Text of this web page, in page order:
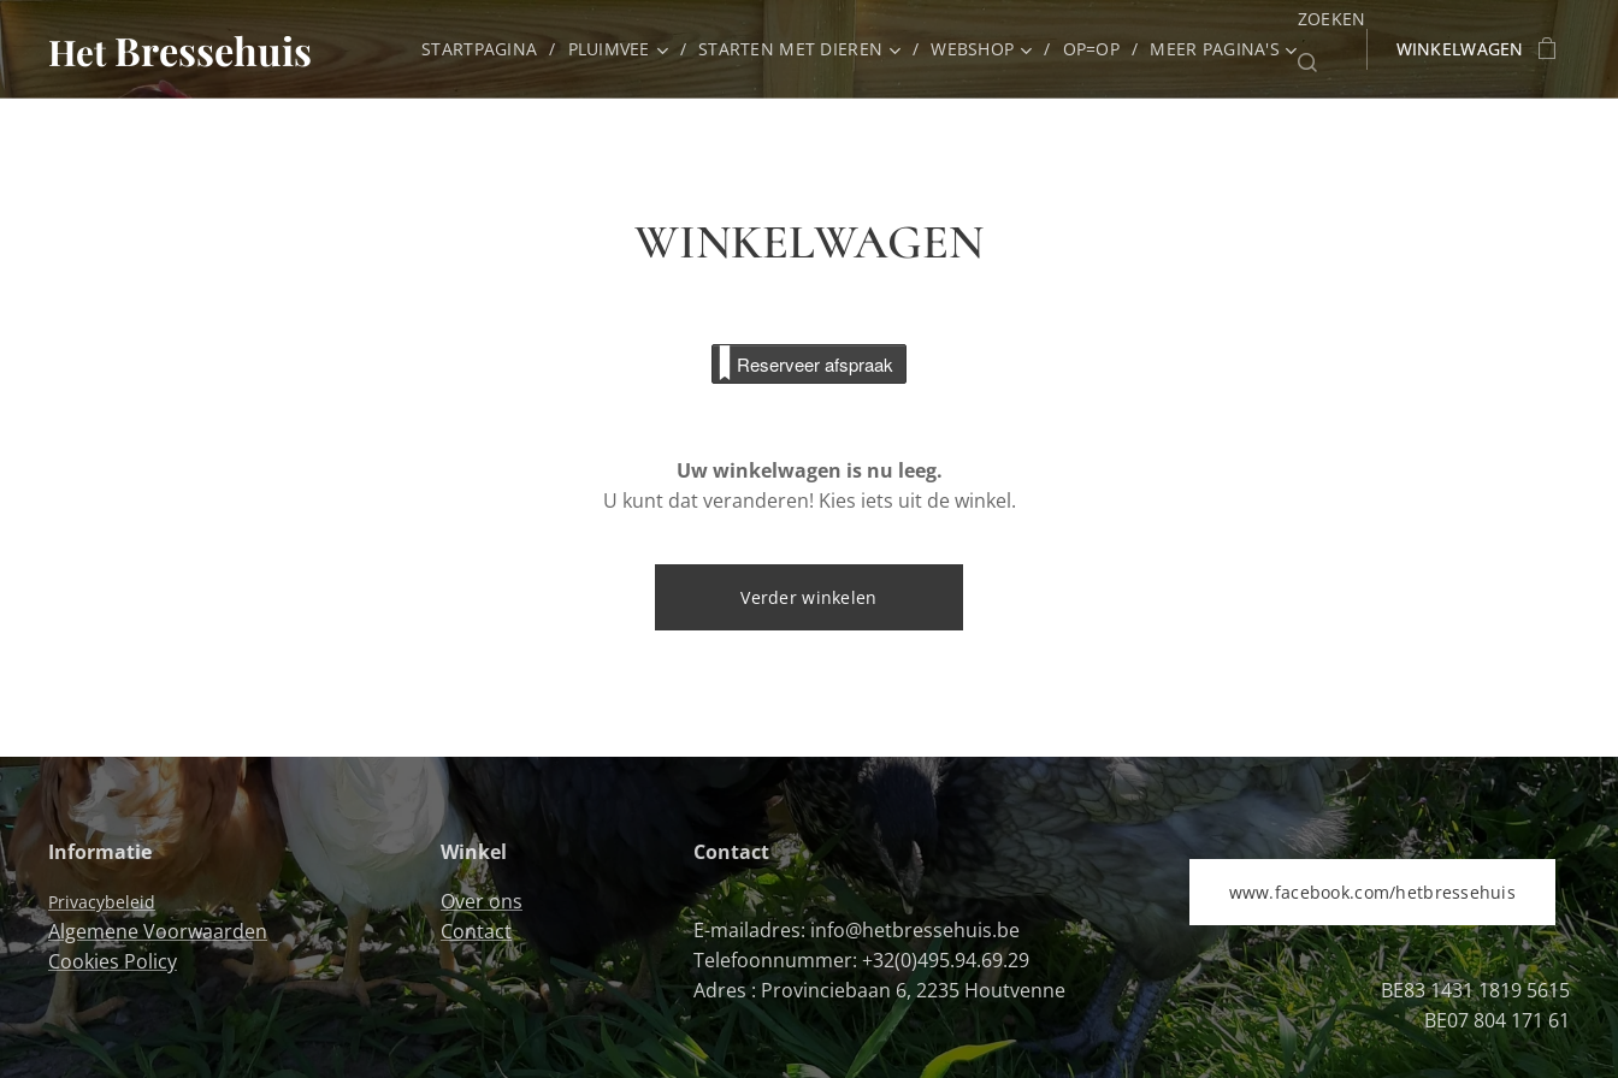
HetBressehuis STARTPAGINA PLUIMVEE STARTEN MET DIEREN WEBSHOP OP=OP MEER PAGINA'S
ZOEKEN
WINKELWAGEN
WINKELWAGEN
Reserveer afspraak
Uw winkelwagen is nu leeg.
U kunt dat veranderen! Kies iets uit de winkel.
Verder winkelen
Informatie
Privacybeleid
Algemene Voorwaarden
Cookies Policy
Winkel
Over ons
Contact
Contact
E-mailadres: info@hetbressehuis.be
Telefoonnummer: +32(0)495.94.69.29
Adres : Provinciebaan 6, 2235 Houtvenne
www.facebook.com/hetbressehuis
BE83 1431 1819 5615
BE07 804 171 61